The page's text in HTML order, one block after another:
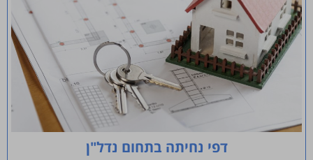
דפי נחיתה בתחום נדל"ן